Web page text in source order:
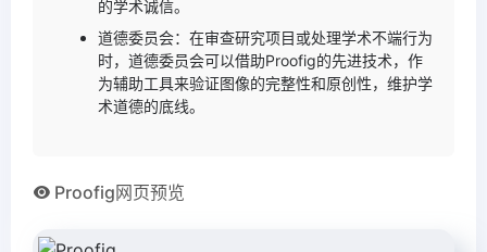
的学术诚信。
道德委员会：在审查研究项目或处理学术不端行为
时，道德委员会可以借助Proofig的先进技术，作
为辅助工具来验证图像的完整性和原创性，维护学
术道德的底线。
Proofig网页预览